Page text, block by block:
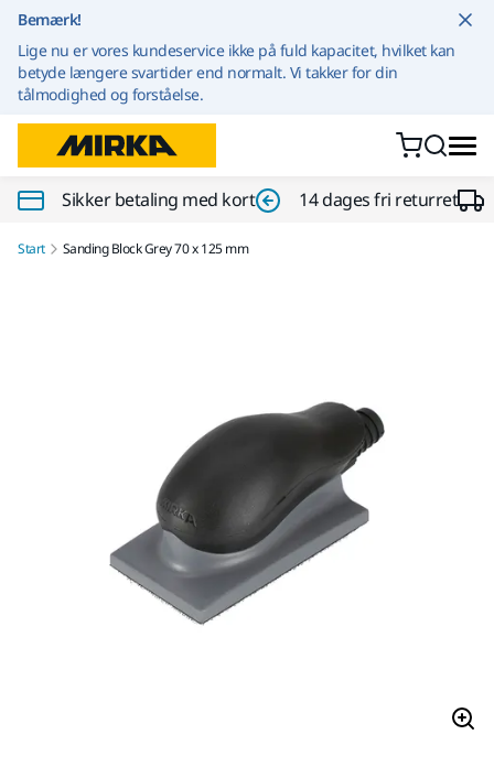
Bemærk!
Lige nu er vores kundeservice ikke på fuld kapacitet, hvilket kan
betyde længere svartider end normalt. Vi takker for din
tålmodighed og forståelse.
Sikker betaling med kort 14 dages fri returret
Start Sanding Block Grey 70 x 125 mm